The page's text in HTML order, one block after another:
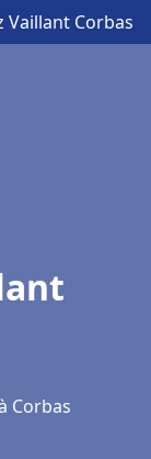
Vaillant Corbas
Corbas